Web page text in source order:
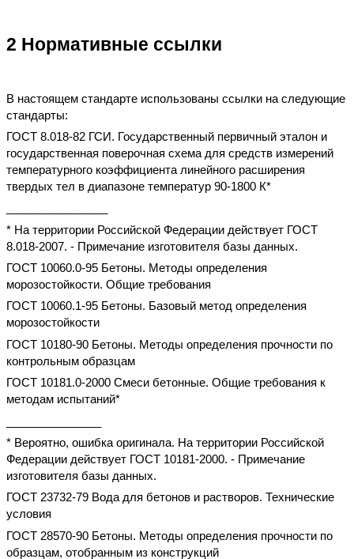
2 Нормативные ссылки
В настоящем стандарте использованы ссылки на следующие
стандарты:
ГОСТ 8.018-82 ГСИ. Государственный первичный эталон и
государственная поверочная схема для средств измерений
температурного коэффициента линейного расширения
твердых тел в диапазоне температур 90-1800 К*
* На территории Российской Федерации действует ГОСТ
8.018-2007. - Примечание изготовителя базы данных.
ГОСТ 10060.0-95 Бетоны. Методы определения
морозостойкости. Общие требования
ГОСТ 10060.1-95 Бетоны. Базовый метод определения
морозостойкости
ГОСТ 10180-90 Бетоны. Методы определения прочности по
контрольным образцам
ГОСТ 10181.0-2000 Смеси бетонные. Общие требования к
методам испытаний*
* Вероятно, ошибка оригинала. На территории Российской
Федерации действует ГОСТ 10181-2000. - Примечание
изготовителя базы данных.
ГОСТ 23732-79 Вода для бетонов и растворов. Технические
условия
ГОСТ 28570-90 Бетоны. Методы определения прочности по
образцам, отобранным из конструкций